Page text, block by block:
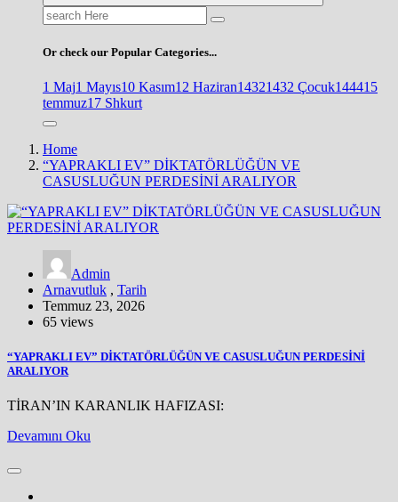
Search
for:
Or check our Popular Categories...
1 Maj1 Mayıs10 Kasım12 Haziran14321432 Çocuk144415
temmuz17 Shkurt
Home
“YAPRAKLI EV” DİKTATÖRLÜĞÜN VE
CASUSLUĞUN PERDESİNİ ARALIYOR
Admin
Arnavutluk , Tarih
Temmuz 23, 2026
65 views
“YAPRAKLI EV” DİKTATÖRLÜĞÜN VE CASUSLUĞUN PERDESİNİ
ARALIYOR
TİRAN’IN KARANLIK HAFIZASI:
Devamını Oku